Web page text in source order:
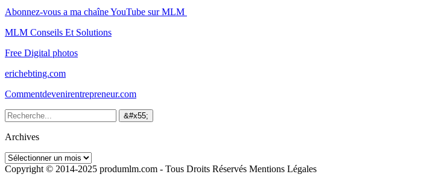
Abonnez-vous a ma chaîne YouTube sur MLM
MLM Conseils Et Solutions
Free Digital photos
erichebting.com
Commentdevenirentrepreneur.com
Archives
Archives
Copyright © 2014-2025 produmlm.com - Tous Droits Réservés Mentions Légales